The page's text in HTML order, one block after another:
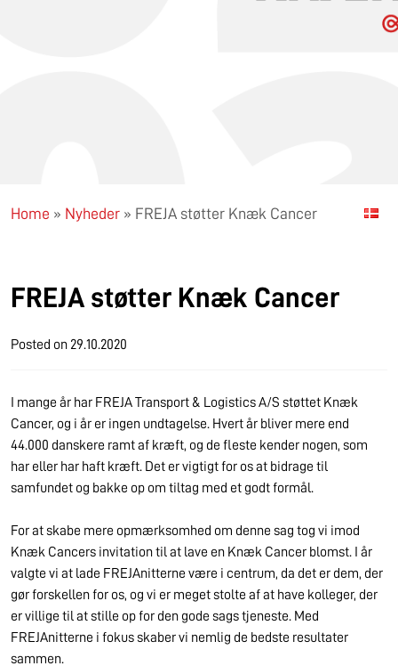
Home » Nyheder » FREJA støtter Knæk Cancer
FREJA støtter Knæk Cancer
Posted on 29.10.2020
I mange år har FREJA Transport & Logistics A/S støttet Knæk
Cancer, og i år er ingen undtagelse. Hvert år bliver mere end
44.000 danskere ramt af kræft, og de fleste kender nogen, som
har eller har haft kræft. Det er vigtigt for os at bidrage til
samfundet og bakke op om tiltag med et godt formål.
For at skabe mere opmærksomhed om denne sag tog vi imod
Knæk Cancers invitation til at lave en Knæk Cancer blomst. I år
valgte vi at lade FREJAnitterne være i centrum, da det er dem, der
gør forskellen for os, og vi er meget stolte af at have kolleger, der
er villige til at stille op for den gode sags tjeneste. Med
FREJAnitterne i fokus skaber vi nemlig de bedste resultater
sammen.